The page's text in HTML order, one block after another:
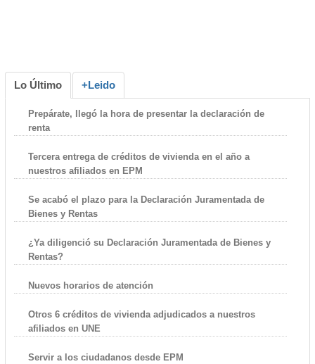
Lo Último +Leido
Prepárate, llegó la hora de presentar la declaración de
renta
Tercera entrega de créditos de vivienda en el año a
nuestros afiliados en EPM
Se acabó el plazo para la Declaración Juramentada de
Bienes y Rentas
¿Ya diligenció su Declaración Juramentada de Bienes y
Rentas?
Nuevos horarios de atención
Otros 6 créditos de vivienda adjudicados a nuestros
afiliados en UNE
Servir a los ciudadanos desde EPM